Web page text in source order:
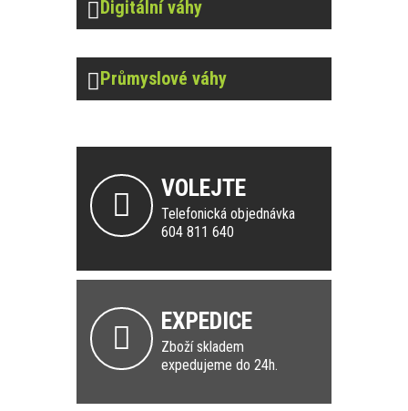
Digitální váhy
Průmyslové váhy
VOLEJTE
Telefonická objednávka
604 811 640
EXPEDICE
Zboží skladem
expedujeme do 24h.